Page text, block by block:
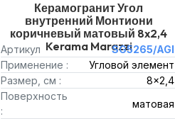
Керамогранит Угол
внутренний Монтиони
коричневый матовый 8x2,4
Kerama Marazzi
Артикул
SG5265/AGI
Применение :
Угловой элемент
Размер, см :
8x2,4
Поверхность
:
матовая